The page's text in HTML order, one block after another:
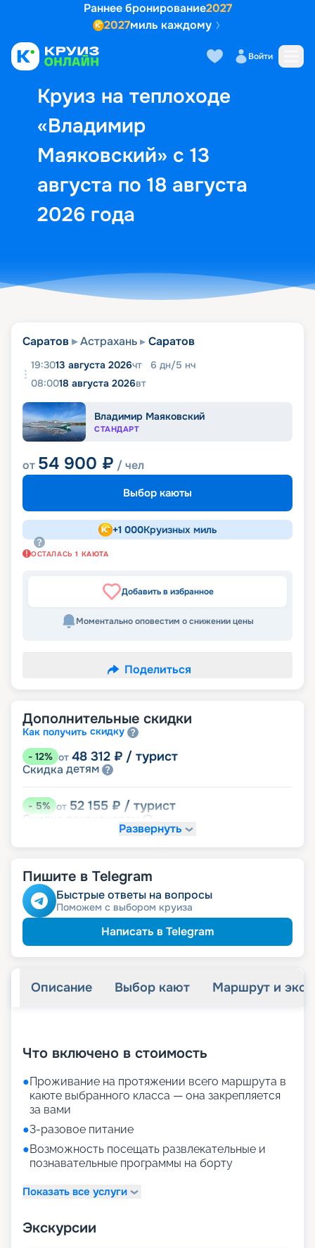
Раннее бронирование2027
2027миль каждому
Войти
Круиз на теплоходе
«Владимир
Маяковский» с 13
августа по 18 августа
2026 года
Выбор кают Маршрут и
Саратов Астрахань Саратов
19:3013 августа 2026чт 6 дн/5 нч
08:0018 августа 2026вт
Владимир Маяковский
СТАНДАРТ
от 54 900 ₽ / чел
Выбор каюты
+1 000Круизных миль
ОСТАЛАСЬ 1 КАЮТА
Добавить в избранное
Моментально оповестим о снижении цены
Поделиться
Дополнительные скидки
Как получить скидку
- 12% от 48 312 ₽ / турист
Скидка детям
-5% от 52 155 ₽ / турист
Скидка
именинникамРазвернуть
Пишите в Telegram
Быстрые ответы на вопросы
Поможем с выбором круиза
Написать в Telegram
Описание Выбор кают Маршрут и
Что включено в стоимость
●Проживание на протяжении всего маршрута в
каюте выбранного класса — она закрепляется
за вами
●3-разовое питание
●Возможность посещать развлекательные и
познавательные программы на борту
Показать все услуги
Экскурсии